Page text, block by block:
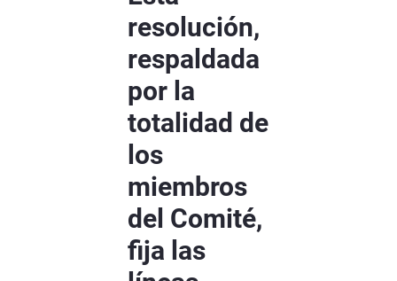
resolución,
respaldada
por la
totalidad de
los
miembros
del Comité,
fija las